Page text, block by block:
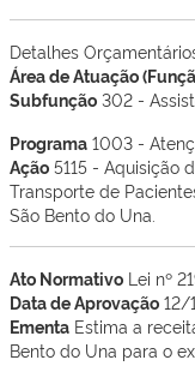
Detalhes
Área de Atuação
Subfunção 302 -
Programa 1003 -
Ação 5115 - Aquisição
Transporte de
São Bento do Una.
Ato Normativo Lei nº
Data de Aprovação 12/
Ementa Estima a
Bento do Una para o